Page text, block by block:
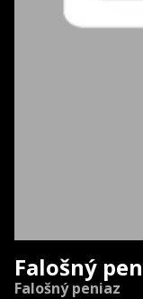
Falošný
Falošný peniaz